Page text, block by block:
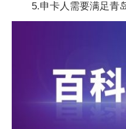
5.申卡人需要满足青